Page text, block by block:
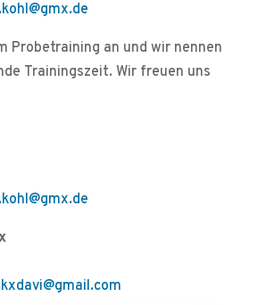
Probetraining an und wir nennen
Trainingszeit. Wir freuen uns